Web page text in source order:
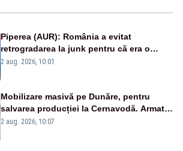
Piperea (AUR): România a evitat
retrogradarea la junk pentru că era o
catastrofă pentru bănci și fondurile de
2 aug. 2026, 10:01
Mobilizare masivă pe Dunăre, pentru
salvarea producției la Cernavodă. Armata
va detona o stâncă și va devia apa
2 aug. 2026, 10:07